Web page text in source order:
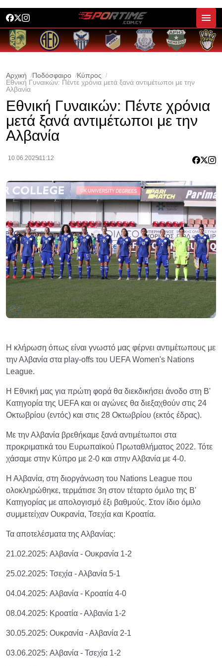
Αρχική Ποδόσφαιρο
Κύπρος
Εθνική Γυναικών: Πέντε χρόνια μετά ξανά αντιμέτωποι με την
Αλβανία
Εθνική Γυναικών: Πέντε χρόνια
μετά ξανά αντιμέτωποι με την
Αλβανία
10.06.2025 11:12
Η κλήρωση όπως είναι γνωστό μας φέρνει αντιμέτωπους με
την Αλβανία στα play-offs του UEFA Women's Nations
League.
Η Εθνική μας για πρώτη φορά θα διεκδικήσει άνοδο στη Β'
Κατηγορία της UEFA και οι αγώνες θα διεξαχθούν στις 24
Οκτωβρίου (εντός) και στις 28 Οκτωβρίου (εκτός έδρας).
Με την Αλβανία βρεθήκαμε ξανά αντιμέτωποι στα
προκριματικά του Ευρωπαϊκού Πρωταθλήματος 2022. Τότε
χάσαμε στην Κύπρο με 2-0 και στην Αλβανία με 4-0.
Η Αλβανία, στη διοργάνωση του Nations League που
ολοκληρώθηκε, τερμάτισε 3η στον τέταρτο όμιλο της Β'
Κατηγορίας με απολογισμό έξι βαθμούς. Στον ίδιο όμιλο
συμμετείχαν Ουκρανία, Τσεχία και Κροατία.
Τα αποτελέσματα της Αλβανίας:
21.02.2025: Αλβανία - Ουκρανία 1-2
25.02.2025: Τσεχία - Αλβανία 5-1
04.04.2025: Αλβανία - Κροατία 4-0
08.04.2025: Κροατία - Αλβανία 1-2
30.05.2025: Ουκρανία - Αλβανία 2-1
03.06.2025: Αλβανία - Τσεχία 1-2